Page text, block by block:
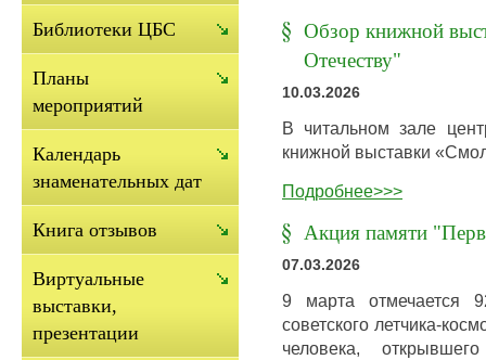
Обзор книжной
Отечеству"
10.03.2026
В читальном зале
книжной выставки
Подробнее>>>
Акция памяти
07.03.2026
9 марта отмечается
советского летчика-
человека,
Библиотеки ЦБС
Планы
мероприятий
Календарь
знаменательных дат
Книга отзывов
Виртуальные
выставки,
презентации